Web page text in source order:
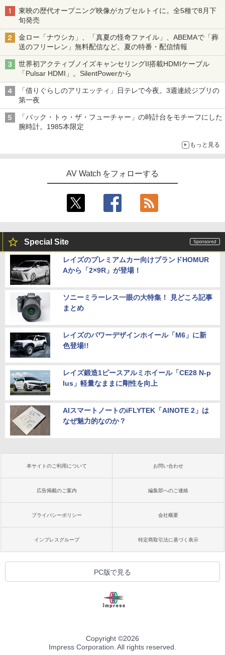
東映の歴代オープニング映像がカプセルトイに。全5種で8月下
旬発売
金ロー「ナウシカ」、「真夏の怪奇ファイル」、ABEMAで「葬
送のフリーレン」無料配信など。夏の特番・配信情報
世界初アクティブノイズキャンセリングII搭載HDMIケーブル
「Pulsar HDMI」。SilentPowerから
「借りぐらしのアリエッティ」日テレで今夜。3週連続ジブリの
第一夜
「バック・トゥ・ザ・フューチャー」の時計台をモチーフにした
腕時計。1985本限定
もっと見る
AV Watch をフォローする
Special Site
レイズのプレミアムカー向けブランドHOMUR
Aから「2×9R」が登場！
ソニーミラーレス一眼の大特集！ 見どころ記事
まとめ
レイズのパワーデザインホイール「M6」に新
色登場!!
レイズ鍛造1ピースアルミホイール「CE28 N-p
lus」軽量なままに剛性を向上
AIスマートノートのiFLYTEK「AINOTE 2」は
なぜ魅力的なのか？
本サイトのご利用について お問い合わせ
広告掲載のご案内 編集部へのご連絡
プライバシーポリシー 会社概要
インプレスグループ 特定商取引法に基づく表示
PC版で見る
Copyright ©2026
Impress Corporation. All rights reserved.